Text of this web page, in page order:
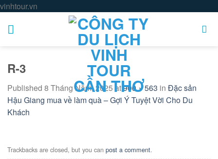
vinhtour.vn
R-3
Published 8 Tháng Năm, 2025 at 900 × 563 in Đặc sản
Hậu Giang mua về làm quà – Gợi Ý Tuyệt Vời Cho Du
Khách
Trackbacks are closed, but you can post a comment.